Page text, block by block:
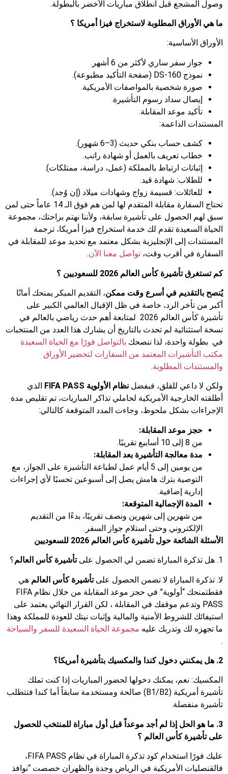
وصول المشجع قبل انطلاق مباريات الأخضر بالبطولة.
ما هي الأوراق المطلوبة لاستخراج فيزا أمريكا ؟
الأوراق الأساسية:
جواز سفر ساري لأكثر من 6 أشهر.
نموذج DS-160 (صفحة التأكيد مطبوعة).
صورة شخصية بالمواصفات الأمريكية.
إيصال سداد رسوم التأشيرة.
تأكيد موعد المقابلة.
المستندات الداعمة:
كشف حساب بنكي حديث (3–6 شهور).
خطاب تعريف بالعمل أو شهادة راتب.
إثباتات ارتباط بالمملكة (عمل، دراسة، ممتلكات).
للطلاب: شهادة قيد.
للعائلات: قسيمة زواج وشهادات ميلاد (إن وُجد).
تحتاج السفارة مقابلة المتقدم لها لمن هم فوق الـ 14 عاماً حتى لمن
سبق لهم الحصول على تأشيرة سابقة، ولأننا نهتم براحتك، مجموعة
الحياة السعيدة تقدم لك خدمة استخراج فيزا أمريكا، ترجمة
المستندات إلى الإنجليزية بشكل معتمد مع تحديد موعد للمقابلة في
السفارة في أقرب وقت، تواصل معنا الآن.
كم تستغرقتأشيرة كأس العالم 2026 للسعوديين ؟
يُنصح بالتقديم في أسرع وقت ممكن، التقديم المبكر يمنحك أمانًا
أكبر من تأخر الرد، خاصة في ظل الإقبال العالمي الكبير على
تأشيرة كأس العالم 2026 لمتابعة أهم حدث رياضي بالعالم في
نسخة استثنائية لم تحدث بالتاريخ أن يشارك هذا العدد من المنتخبات
في بطولة واحدة، لذا ننصحك بالتواصل فورًا مع الحياة السعيدة
مكتب التأشيرات المعتمد من السفارات لتحضير الأوراق
والمستندات المطلوبة.
ولكن لا داعي للقلق، فبفضل نظام الأولوية FIFA PASS
الذي
أطلقته الخارجية الأمريكية لحاملي تذاكر المباريات، تم تقليص مدة
الإجراءات بشكل ملحوظ، وجاءت المدد المتوقعة كالتالي:
حجز موعد المقابلة:
من 8 إلى 10 أسابيع تقريبًا.
مدة معالجة التأشيرة بعد المقابلة:
من يومين إلى 5 أيام عمل لطباعة التأشيرة على الجواز، مع
التوصية بترك هامش يصل إلى أسبوعين تحسبًا لأي إجراءات
إدارية إضافية.
المدة الإجمالية المتوقعة:
من شهرين إلى شهرين ونصف تقريبًا، بدءًا من التقديم
الإلكتروني وحتى استلام جواز السفر.
الأسئلة الشائعة حولتأشيرة كأس العالم
1. هل تذكرة المباراة تضمن لي الحصول على تأشيرة كأس العالم؟
لا. تذكرة المباراة لا تضمن الحصول علىتأشيرة كأس العالم هي
فقطتمنحك “أولوية” في حجز موعد المقابلة من خلال نظام FIFA
PASS وتدعم موقفك في المقابلة ، لكن القرار النهائي يعتمد على
استيفائك للشروط الأمنية والمالية وإثبات نيتك للعودة للمملكة وهذا
ما تجهزه لك وتدربك عليه مجموعة الحياة السعيدة للسفر والسياحة
.
2. هل يمكنني دخول كندا والمكسيك بتأشيرة أمريكا؟
المكسيك: نعم، يمكنك دخولها لحضور المباريات إذا كنت تملك
تأشيرة أمريكية (B1/B2) صالحة ومستخدمة سابقاً أما كندا فتتطلب
تأشيرة منفصلة.
3. ما هو الحل إذا لم أجد موعداً قبل أول مباراة للمنتخب للحصول
على تأشيرة كأس العالم ؟
عليك فورًا استخدام كود تذكرة المباراة في نظام FIFA PASS،
فالقنصليات الأمريكية في الرياض وجدة والظهران خصصت “نوافذ